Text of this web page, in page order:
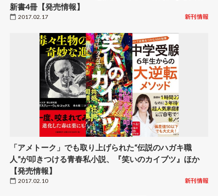
新書4冊【発売情報】
2017.02.17 新刊情報
「アメトーク」でも取り上げられた“伝説のハガキ職
人”が叩きつける青春私小説、『笑いのカイブツ』ほか
【発売情報】
2017.02.10 新刊情報